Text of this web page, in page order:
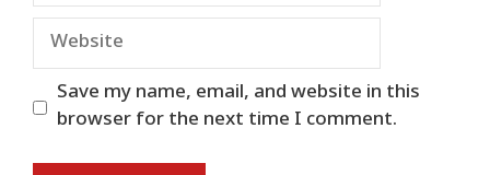
Website
Save my name, email, and website in this
browser for the next time I comment.